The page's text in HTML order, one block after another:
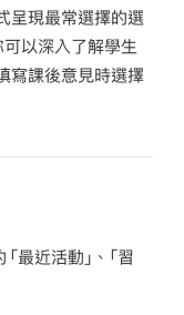
呈現最常選擇的選
可以深入了解學生
寫課後意見時選擇
「最近活動」、「習